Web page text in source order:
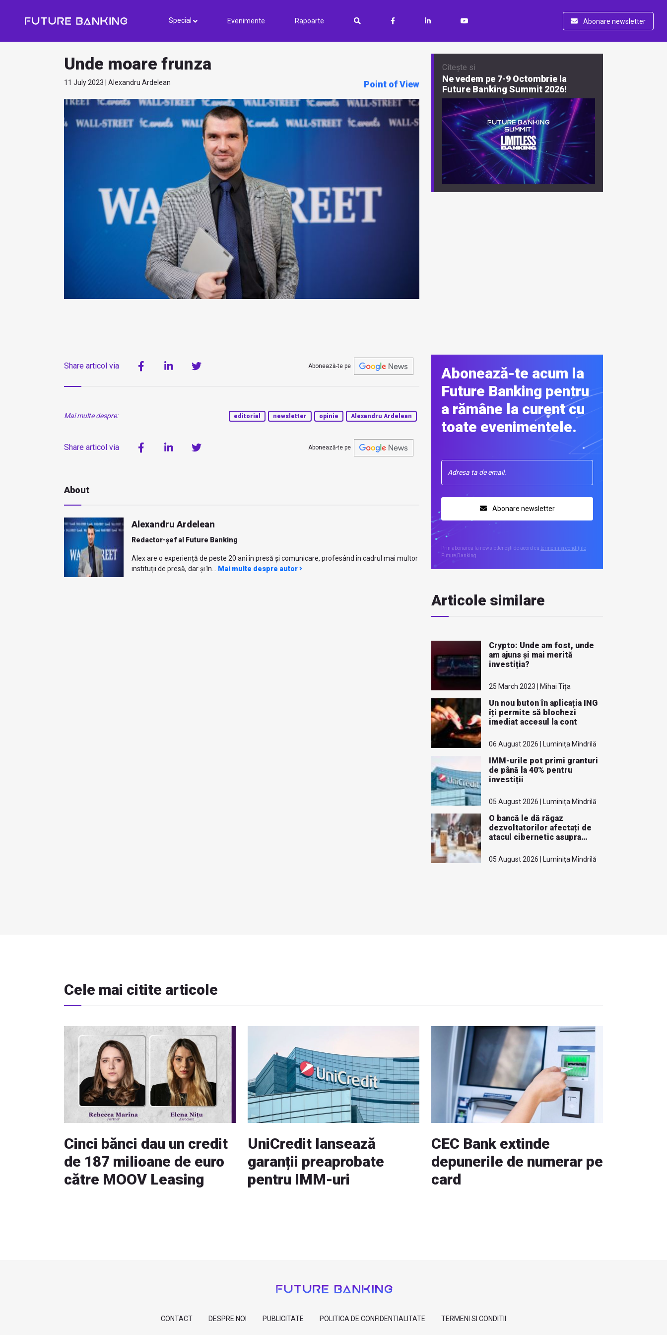
Special Evenimente Rapoarte Abonare newsletter
Unde moare frunza
11 July 2023 | Alexandru Ardelean Point of View
Citește si
Ne vedem pe 7-9 Octombrie la
Future Banking Summit 2026!
Share articol via Abonează-te pe
Mai multe despre: editorial newsletter opinie Alexandru Ardelean
Share articol via Abonează-te pe
About
Alexandru Ardelean
Redactor-șef al Future Banking
Alex are o experiență de peste 20 ani în presă și comunicare, profesând în cadrul mai multor
instituții de presă, dar și în...
Mai multe despre autor
Abonează-te acum la
Future Banking pentru
a rămâne la curent cu
toate evenimentele.
Abonare newsletter
Prin abonarea la newsletter ești de acord cu termenii și condițiile
Future Banking
Articole similare
Crypto: Unde am fost, unde
am ajuns și mai merită
investiția?
25 March 2023 | Mihai Tița
Un nou buton în aplicația ING
îți permite să blochezi
imediat accesul la cont
06 August 2026 | Luminița Mîndrilă
IMM-urile pot primi granturi
de până la 40% pentru
investiții
05 August 2026 | Luminița Mîndrilă
O bancă le dă răgaz
dezvoltatorilor afectați de
atacul cibernetic asupra
05 August 2026 | Luminița Mîndrilă
Cele mai citite articole
Cinci bănci dau un credit
de 187 milioane de euro
către MOOV Leasing
UniCredit lansează
garanții preaprobate
pentru IMM-uri
CEC Bank extinde
depunerile de numerar pe
card
CONTACT DESPRE NOI PUBLICITATE POLITICA DE CONFIDENTIALITATE TERMENI SI CONDITII